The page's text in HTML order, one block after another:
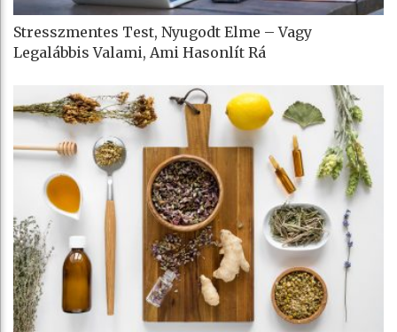
Stresszmentes Test, Nyugodt Elme – Vagy
Legalábbis Valami, Ami Hasonlít Rá